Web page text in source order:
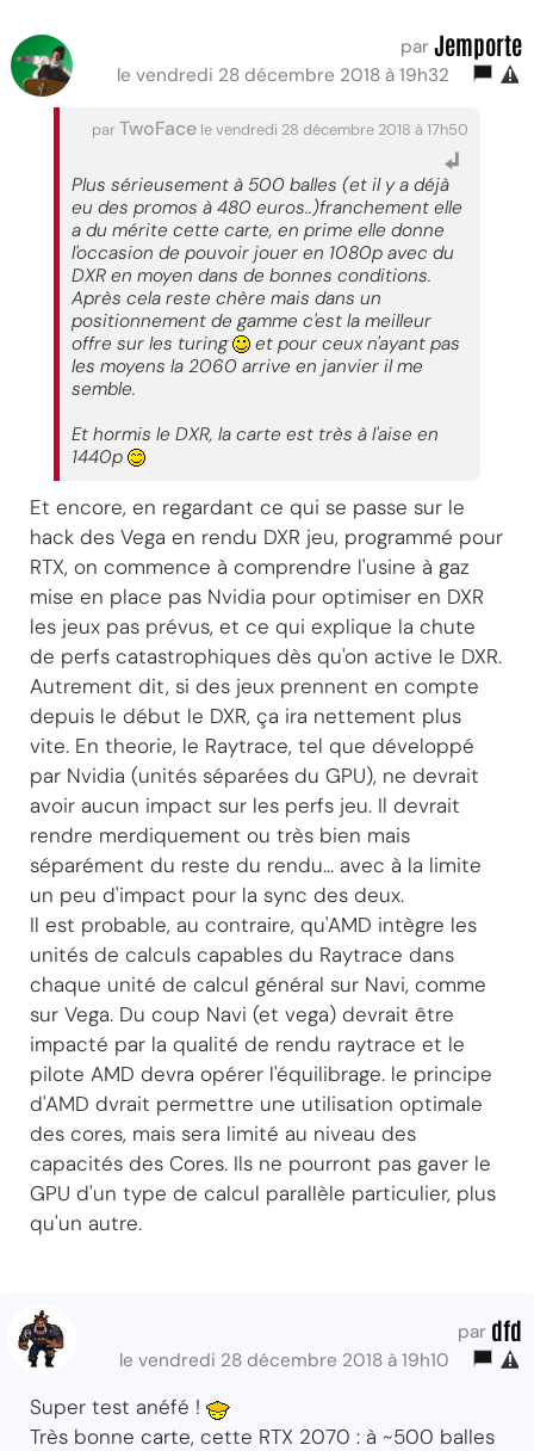
par Jemporte
le vendredi 28 décembre 2018 à 19h32
parTwoFace le vendredi 28 décembre 2018 à 17h50
Plus sérieusement à 500 balles (et il y a déjà
eu des promos à 480 euros..)franchement elle
a du mérite cette carte, en prime elle donne
l'occasion de pouvoir jouer en 1080p avec du
DXR en moyen dans de bonnes conditions.
Après cela reste chère mais dans un
positionnement de gamme c'est la meilleur
offre sur les turing
et pour ceux n'ayant pas
les moyens la 2060 arrive en janvier il me
semble.
Et hormis le DXR, la carte est très à l'aise en
1440p
Et encore, en regardant ce qui se passe sur le
hack des Vega en rendu DXR jeu, programmé pour
RTX, on commence à comprendre l'usine à gaz
mise en place pas Nvidia pour optimiser en DXR
les jeux pas prévus, et ce qui explique la chute
de perfs catastrophiques dès qu'on active le DXR.
Autrement dit, si des jeux prennent en compte
depuis le début le DXR, ça ira nettement plus
vite. En theorie, le Raytrace, tel que développé
par Nvidia (unités séparées du GPU), ne devrait
avoir aucun impact sur les perfs jeu. Il devrait
rendre merdiquement ou très bien mais
séparément du reste du rendu... avec à la limite
un peu d'impact pour la sync des deux.
Il est probable, au contraire, qu'AMD intègre les
unités de calculs capables du Raytrace dans
chaque unité de calcul général sur Navi, comme
sur Vega. Du coup Navi (et vega) devrait être
impacté par la qualité de rendu raytrace et le
pilote AMD devra opérer l'équilibrage. le principe
d'AMD dvrait permettre une utilisation optimale
des cores, mais sera limité au niveau des
capacités des Cores. Ils ne pourront pas gaver le
GPU d'un type de calcul parallèle particulier, plus
qu'un autre.
par dfd
le vendredi 28 décembre 2018 à 19h10
Super test anéfé !
Très bonne carte, cette RTX 2070 : à ~500 balles